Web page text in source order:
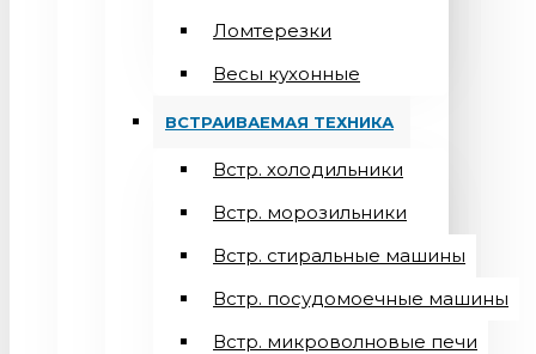
Ломтерезки
Весы кухонные
ВСТРАИВАЕМАЯ ТЕХНИКА
Встр. холодильники
Встр. морозильники
Встр. стиральные машины
Встр. посудомоечные машины
Встр. микроволновые печи